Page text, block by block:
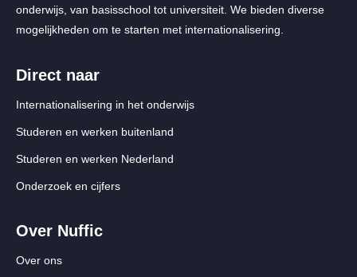
onderwijs, van basisschool tot universiteit. We bieden diverse
mogelijkheden om te starten met internationalisering.
Direct naar
Internationalisering in het onderwijs
Studeren en werken buitenland
Studeren en werken Nederland
Onderzoek en cijfers
Over Nuffic
Over ons